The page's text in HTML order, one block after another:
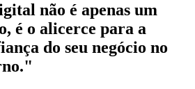
não é apenas um
é o alicerce para a
do seu negócio no